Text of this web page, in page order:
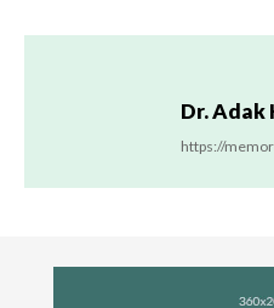
Dr. Adak
https://